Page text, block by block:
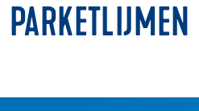
PARKETLIJMEN